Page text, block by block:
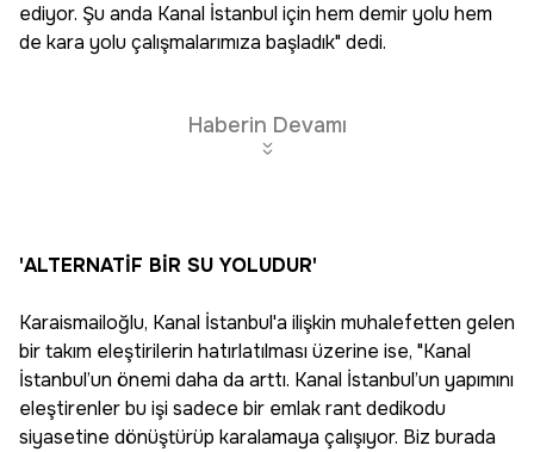
ediyor. Şu anda Kanal İstanbul için hem demir yolu hem
de kara yolu çalışmalarımıza başladık" dedi.
Haberin Devamı
'ALTERNATİF BİR SU YOLUDUR'
Karaismailoğlu, Kanal İstanbul'a ilişkin muhalefetten gelen
bir takım eleştirilerin hatırlatılması üzerine ise, "Kanal
İstanbul’un önemi daha da arttı. Kanal İstanbul’un yapımını
eleştirenler bu işi sadece bir emlak rant dedikodu
siyasetine dönüştürüp karalamaya çalışıyor. Biz burada